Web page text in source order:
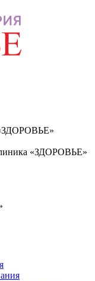
«ЗДОРОВЬЕ»
«ЗДОРОВЬЕ»